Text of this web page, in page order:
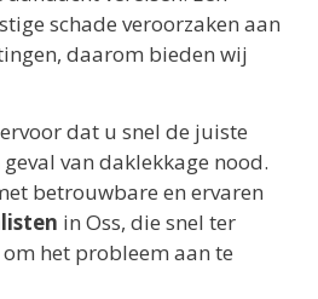
schade veroorzaken aan
daarom bieden wij
dat u snel de juiste
van daklekkage nood.
betrouwbare en ervaren
in Oss, die snel ter
het probleem aan te